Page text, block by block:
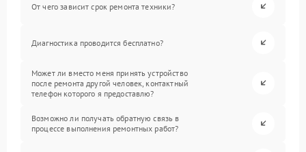
От чего зависит срок ремонта техники?
Диагностика проводится бесплатно?
Может ли вместо меня принять устройство
после ремонта другой человек, контактный
телефон которого я предоставлю?
Возможно ли получать обратную связь в
процессе выполнения ремонтных работ?